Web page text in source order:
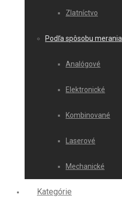
Zlatníctvo
Podľa spôsobu merania
Analógové
Elektronické
Kombinované
Laserové
Mechanické
Kategórie